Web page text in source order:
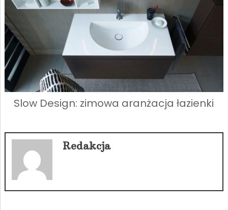
Slow Design: zimowa aranżacja łazienki
Redakcja